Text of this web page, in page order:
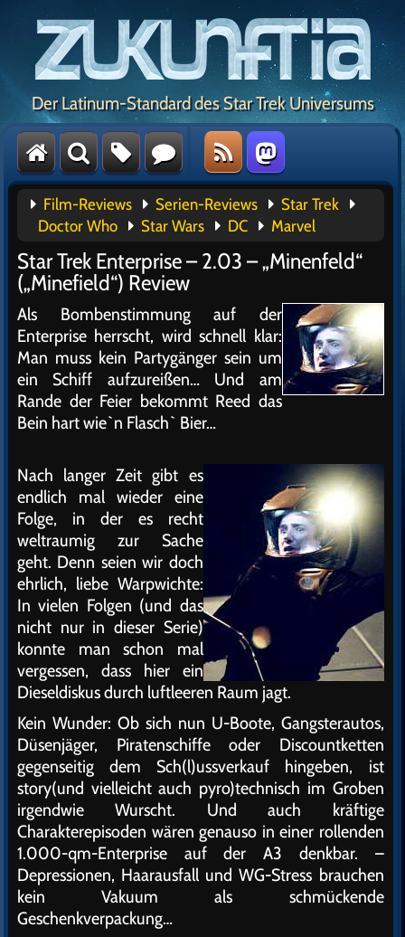
Der Latinum-Standard des Star Trek Universums
Film-Reviews Serien-Reviews
Star Trek
Doctor Who
Star Wars DC Marvel
Star Trek Enterprise – 2.03 – „Minenfeld“
(„Minefield“) Review
Als Bombenstimmung auf der
Enterprise herrscht, wird schnell klar:
Man muss kein Partygänger sein um
ein Schiff aufzureißen… Und am
Rande der Feier bekommt Reed das
Bein hart wie`n Flasch` Bier…
Nach langer Zeit gibt es
endlich mal wieder eine
Folge, in der es recht
weltraumig zur Sache
geht. Denn seien wir doch
ehrlich, liebe Warpwichte:
In vielen Folgen (und das
nicht nur in dieser Serie)
konnte man schon mal
vergessen, dass hier ein
Dieseldiskus durch luftleeren Raum jagt.
Kein Wunder: Ob sich nun U-Boote, Gangsterautos,
Düsenjäger, Piratenschiffe oder Discountketten
gegenseitig dem Sch(l)ussverkauf hingeben, ist
story(und vielleicht auch pyro)technisch im Groben
irgendwie Wurscht. Und auch kräftige
Charakterepisoden wären genauso in einer rollenden
1.000-qm-Enterprise auf der A3 denkbar. –
Depressionen, Haarausfall und WG-Stress brauchen
kein Vakuum als schmückende
Geschenkverpackung…